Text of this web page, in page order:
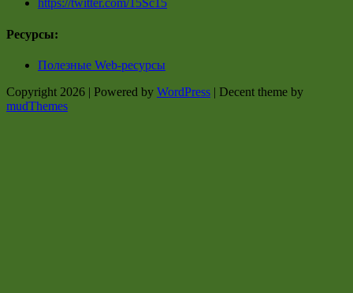
https://twitter.com/15Sc15
Ресурсы:
Полезные Web-ресурсы
Copyright 2026 | Powered by WordPress | Decent theme by
mudThemes